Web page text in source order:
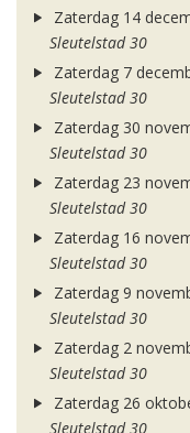
Zaterdag 14
Sleutelstad 30
Zaterdag 7
Sleutelstad 30
Zaterdag 30
Sleutelstad 30
Zaterdag 23
Sleutelstad 30
Zaterdag 16
Sleutelstad 30
Zaterdag 9
Sleutelstad 30
Zaterdag 2
Sleutelstad 30
Zaterdag 26
Sleutelstad 30